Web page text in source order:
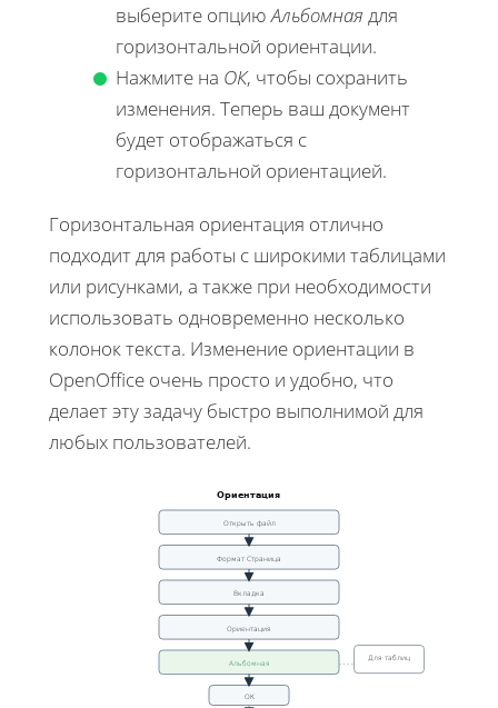
выберите опциюАльбомная для
горизонтальной ориентации.
Нажмите на ОК, чтобы сохранить
изменения. Теперь ваш документ
будет отображаться с
горизонтальной ориентацией.
Горизонтальная ориентация отлично
подходит для работы с широкими таблицами
или рисунками, а также при необходимости
использовать одновременно несколько
колонок текста. Изменение ориентации в
OpenOffice очень просто и удобно, что
делает эту задачу быстро выполнимой для
любых пользователей.
Ориентация
Открыть файл
Формат Страница
Вкладка
Ориентация
Альбомная
ОК
Для таблиц